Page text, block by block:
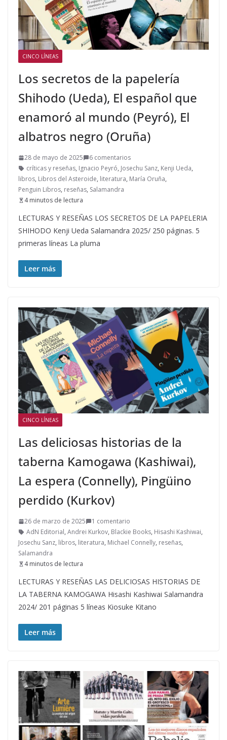
CINCO LÍNEAS
Los secretos de la papelería
Shihodo (Ueda), El español que
enamoró al mundo (Peyró), El
albatros negro (Oruña)
28 de mayo de 2025
6 comentarios
críticas y reseñas, Ignacio Peyró, Josechu Sanz, Kenji Ueda,
libros, Libros del Asteroide, literatura, María Oruña,
Penguin Libros, reseñas, Salamandra
4 minutos de lectura
LECTURAS Y RESEÑAS LOS SECRETOS DE LA PAPELERIA
SHIHODO Kenji Ueda Salamandra 2025/ 250 páginas. 5
primeras líneas La pluma
Leer más
CINCO LÍNEAS
Las deliciosas historias de la
taberna Kamogawa (Kashiwai),
La espera (Connelly), Pingüino
perdido (Kurkov)
26 de marzo de 2025
1 comentario
AdN Editorial, Andrei Kurkov, Blackie Books, Hisashi Kashiwai,
Josechu Sanz, libros, literatura, Michael Connelly, reseñas,
Salamandra
4 minutos de lectura
LECTURAS Y RESEÑAS LAS DELICIOSAS HISTORIAS DE
LA TABERNA KAMOGAWA Hisashi Kashiwai Salamandra
2024/ 201 páginas 5 líneas Kiosuke Kitano
Leer más